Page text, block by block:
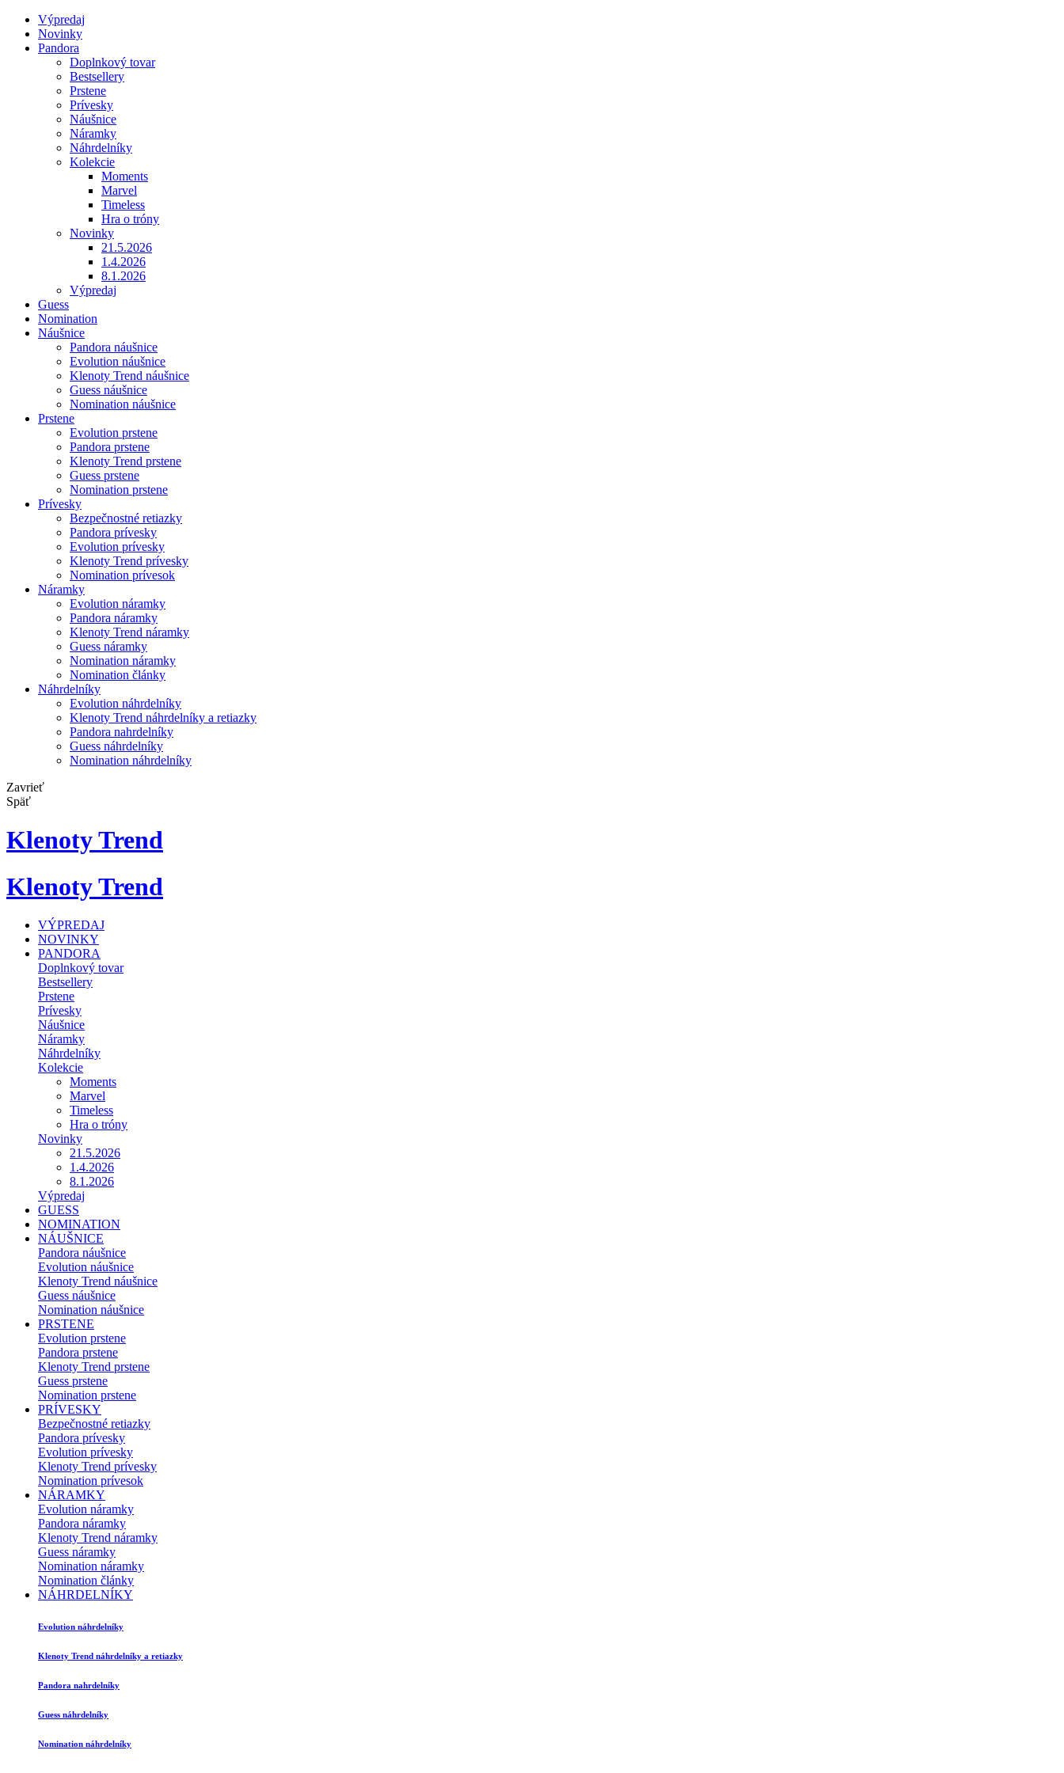
Výpredaj
Novinky
Pandora
Doplnkový tovar
Bestsellery
Prstene
Prívesky
Náušnice
Náramky
Náhrdelníky
Kolekcie
Moments
Marvel
Timeless
Hra o tróny
Novinky
21.5.2026
1.4.2026
8.1.2026
Výpredaj
Guess
Nomination
Náušnice
Pandora náušnice
Evolution náušnice
Klenoty Trend náušnice
Guess náušnice
Nomination náušnice
Prstene
Evolution prstene
Pandora prstene
Klenoty Trend prstene
Guess prstene
Nomination prstene
Prívesky
Bezpečnostné retiazky
Pandora prívesky
Evolution prívesky
Klenoty Trend prívesky
Nomination prívesok
Náramky
Evolution náramky
Pandora náramky
Klenoty Trend náramky
Guess náramky
Nomination náramky
Nomination články
Náhrdelníky
Evolution náhrdelníky
Klenoty Trend náhrdelníky a retiazky
Pandora nahrdelníky
Guess náhrdelníky
Nomination náhrdelníky
Zavrieť
Späť
Klenoty Trend
Klenoty Trend
VÝPREDAJ
NOVINKY
PANDORA
Doplnkový tovar
Bestsellery
Prstene
Prívesky
Náušnice
Náramky
Náhrdelníky
Kolekcie
Moments
Marvel
Timeless
Hra o tróny
Novinky
21.5.2026
1.4.2026
8.1.2026
Výpredaj
GUESS
NOMINATION
NÁUŠNICE
Pandora náušnice
Evolution náušnice
Klenoty Trend náušnice
Guess náušnice
Nomination náušnice
PRSTENE
Evolution prstene
Pandora prstene
Klenoty Trend prstene
Guess prstene
Nomination prstene
PRÍVESKY
Bezpečnostné retiazky
Pandora prívesky
Evolution prívesky
Klenoty Trend prívesky
Nomination prívesok
NÁRAMKY
Evolution náramky
Pandora náramky
Klenoty Trend náramky
Guess náramky
Nomination náramky
Nomination články
NÁHRDELNÍKY
Evolution náhrdelníky
Klenoty Trend náhrdelníky a retiazky
Pandora nahrdelníky
Guess náhrdelníky
Nomination náhrdelníky